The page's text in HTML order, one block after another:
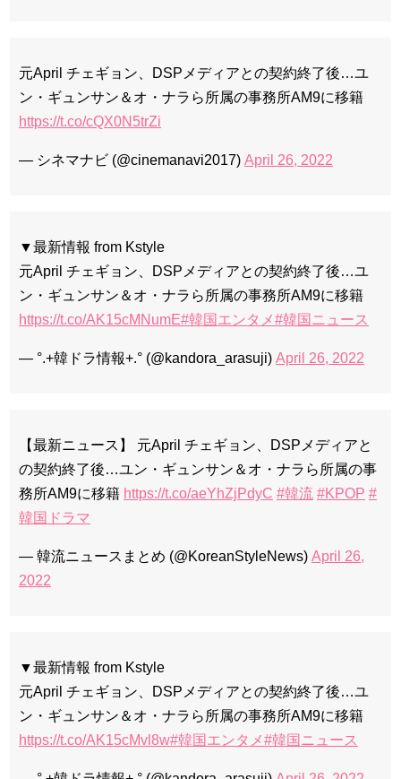
元April チェギョン、DSPメディアとの契約終了後…ユ
ン・ギュンサン＆オ・ナラら所属の事務所AM9に移籍
https://t.co/cQX0N5trZi
— シネマナビ (@cinemanavi2017) April 26, 2022
▼最新情報 from Kstyle
元April チェギョン、DSPメディアとの契約終了後…ユ
ン・ギュンサン＆オ・ナラら所属の事務所AM9に移籍
https://t.co/AK15cMNumE#韓国エンタメ#韓国ニュース
— °.+韓ドラ情報+.° (@kandora_arasuji) April 26, 2022
【最新ニュース】 元April チェギョン、DSPメディアと
の契約終了後…ユン・ギュンサン＆オ・ナラら所属の事
務所AM9に移籍 https://t.co/aeYhZjPdyC #韓流 #KPOP #
韓国ドラマ
— 韓流ニュースまとめ (@KoreanStyleNews) April 26,
2022
▼最新情報 from Kstyle
元April チェギョン、DSPメディアとの契約終了後…ユ
ン・ギュンサン＆オ・ナラら所属の事務所AM9に移籍
https://t.co/AK15cMvl8w#韓国エンタメ#韓国ニュース